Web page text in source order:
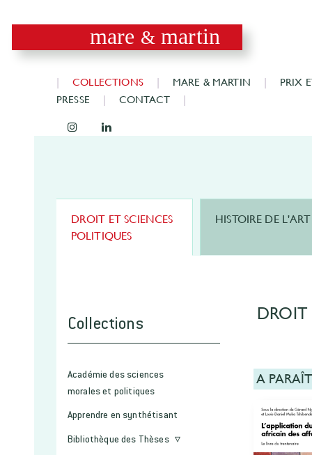
mare & martin
COLLECTIONS MARE & MARTIN
PRIX
PRESSE
CONTACT
DROIT ET SCIENCES
POLITIQUES
HISTOIRE DE L'ART
Collections
Académie des sciences
morales et politiques
Apprendre en synthétisant
Bibliothèque des Thèses
DROIT
A